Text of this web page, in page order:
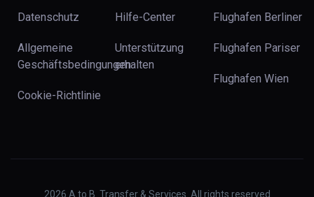
Datenschutz
Allgemeine
Geschäftsbedingungen
Cookie-Richtlinie
Hilfe-Center
Unterstützung
erhalten
Flughafen Berliner
Flughafen Pariser
Flughafen Wien
2026 A to B. Transfer & Services. All rights reserved